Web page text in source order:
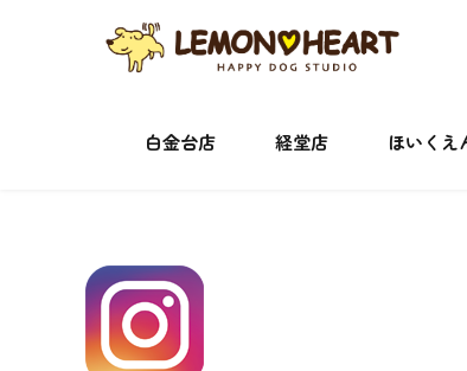
白金台店 経堂店 ほいくえ